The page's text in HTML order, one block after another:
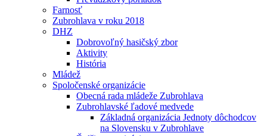
Farnosť
Zubrohlava v roku 2018
DHZ
Dobrovoľný hasičský zbor
Aktivity
História
Mládež
Spoločenské organizácie
Obecná rada mládeže Zubrohlava
Zubrohlavské ľadové medvede
Základná organizácia Jednoty dôchodcov
na Slovensku v Zubrohlave